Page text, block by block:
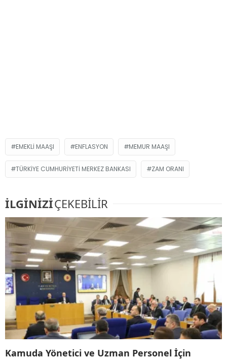
EMEKLI MAAŞI ENFLASYON MEMUR MAAŞI
TÜRKIYE CUMHURIYETI MERKEZ BANKASI ZAM ORANI
İLGİNİZİÇEKEBİLİR
Kamuda Yönetici ve Uzman Personel İçin